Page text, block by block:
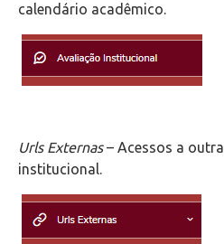
calendário acadêmico.
Urls Externas– Acessos a
institucional.